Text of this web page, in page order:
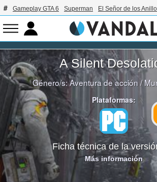
Gameplay GTA 6 Superman El Señor de los
A Silent
Género/s:Aventura de acción/
Plataformas:
Ficha técnica de la
Más información